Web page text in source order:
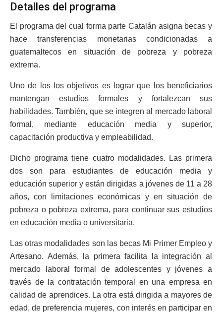
Detalles del programa
El programa del cual forma parte Catalán asigna becas y
hace transferencias monetarias condicionadas a
guatemaltecos en situación de pobreza y pobreza
extrema.
Uno de los los objetivos es lograr que los beneficiarios
mantengan estudios formales y fortalezcan sus
habilidades. También, que se integren al mercado laboral
formal, mediante educación media y superior,
capacitación productiva y empleabilidad.
Dicho programa tiene cuatro modalidades. Las primera
dos son para estudiantes de educación media y
educación superior y están dirigidas a jóvenes de 11 a 28
años, con limitaciones económicas y en situación de
pobreza o pobreza extrema, para continuar sus estudios
en educación media o universitaria.
Las otras modalidades son las becas Mi Primer Empleo y
Artesano. Además, la primera facilita la integración al
mercado laboral formal de adolescentes y jóvenes a
través de la contratación temporal en una empresa en
calidad de aprendices. La otra está dirigida a mayores de
edad, de preferencia mujeres, con interés en participar en